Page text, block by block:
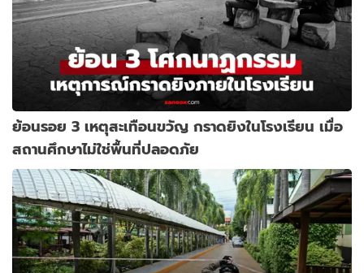
ย้อนรอย 3 เหตุสะเทือนขวัญ กราดยิงในโรงเรียน เมื่อ
สถานศึกษาไม่ใช่พื้นที่ปลอดภัย